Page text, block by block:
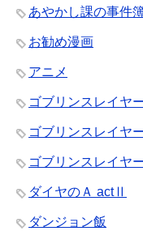
あやかし課の事件
お勧め漫画
アニメ
ゴブリンスレイヤ
ゴブリンスレイヤ
ゴブリンスレイヤ
ダイヤのＡ actⅡ
ダンジョン飯